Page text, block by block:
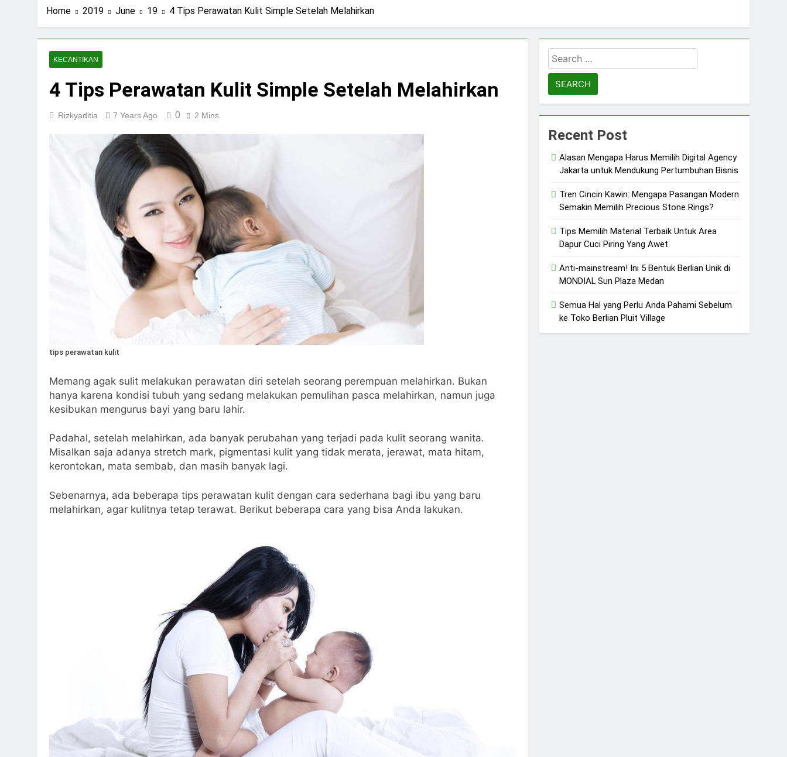
Home 2019 June 19 4 Tips Perawatan Kulit Simple Setelah Melahirkan
KECANTIKAN
4 Tips Perawatan Kulit Simple Setelah Melahirkan
Rizkyaditia 7 Years Ago 0 2 Mins
tips perawatan kulit
Memang agak sulit melakukan perawatan diri setelah seorang perempuan melahirkan. Bukan
hanya karena kondisi tubuh yang sedang melakukan pemulihan pasca melahirkan, namun juga
kesibukan mengurus bayi yang baru lahir.
Padahal, setelah melahirkan, ada banyak perubahan yang terjadi pada kulit seorang wanita.
Misalkan saja adanya stretch mark, pigmentasi kulit yang tidak merata, jerawat, mata hitam,
kerontokan, mata sembab, dan masih banyak lagi.
Sebenarnya, ada beberapa tips perawatan kulit dengan cara sederhana bagi ibu yang baru
melahirkan, agar kulitnya tetap terawat. Berikut beberapa cara yang bisa Anda lakukan.
Search
for:
Recent Post
Alasan Mengapa Harus Memilih Digital Agency
Jakarta untuk Mendukung Pertumbuhan Bisnis
Tren Cincin Kawin: Mengapa Pasangan Modern
Semakin Memilih Precious Stone Rings?
Tips Memilih Material Terbaik Untuk Area
Dapur Cuci Piring Yang Awet
Anti-mainstream! Ini 5 Bentuk Berlian Unik di
MONDIAL Sun Plaza Medan
Semua Hal yang Perlu Anda Pahami Sebelum
ke Toko Berlian Pluit Village